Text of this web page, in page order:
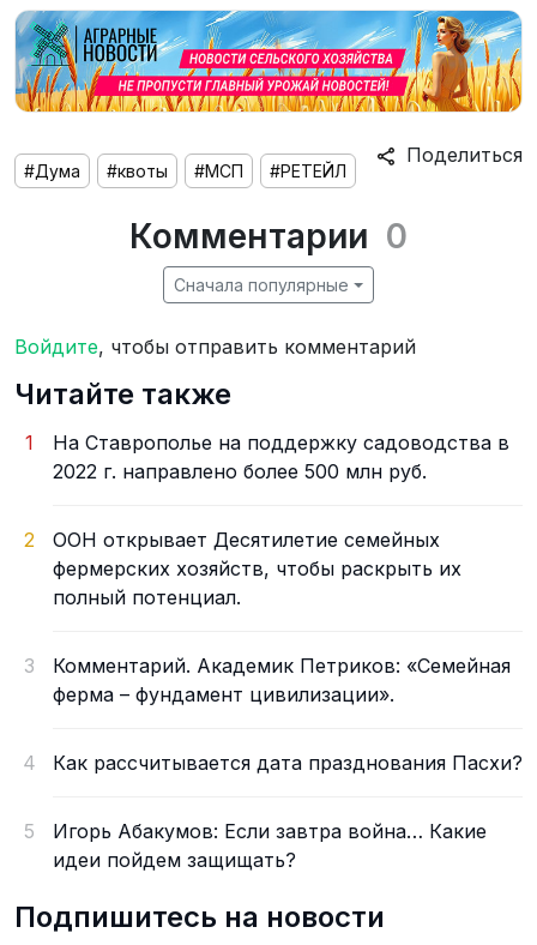
Поделиться
#Дума #квоты #МСП #РЕТЕЙЛ
Комментарии 0
Сначала популярные
Войдите, чтобы отправить комментарий
Читайте также
1
На Ставрополье на поддержку садоводства в
2022 г. направлено более 500 млн руб.
2
ООН открывает Десятилетие семейных
фермерских хозяйств, чтобы раскрыть их
полный потенциал.
3
Комментарий. Академик Петриков: «Семейная
ферма – фундамент цивилизации».
4 Как рассчитывается дата празднования Пасхи?
5
Игорь Абакумов: Если завтра война… Какие
идеи пойдем защищать?
Подпишитесь на новости